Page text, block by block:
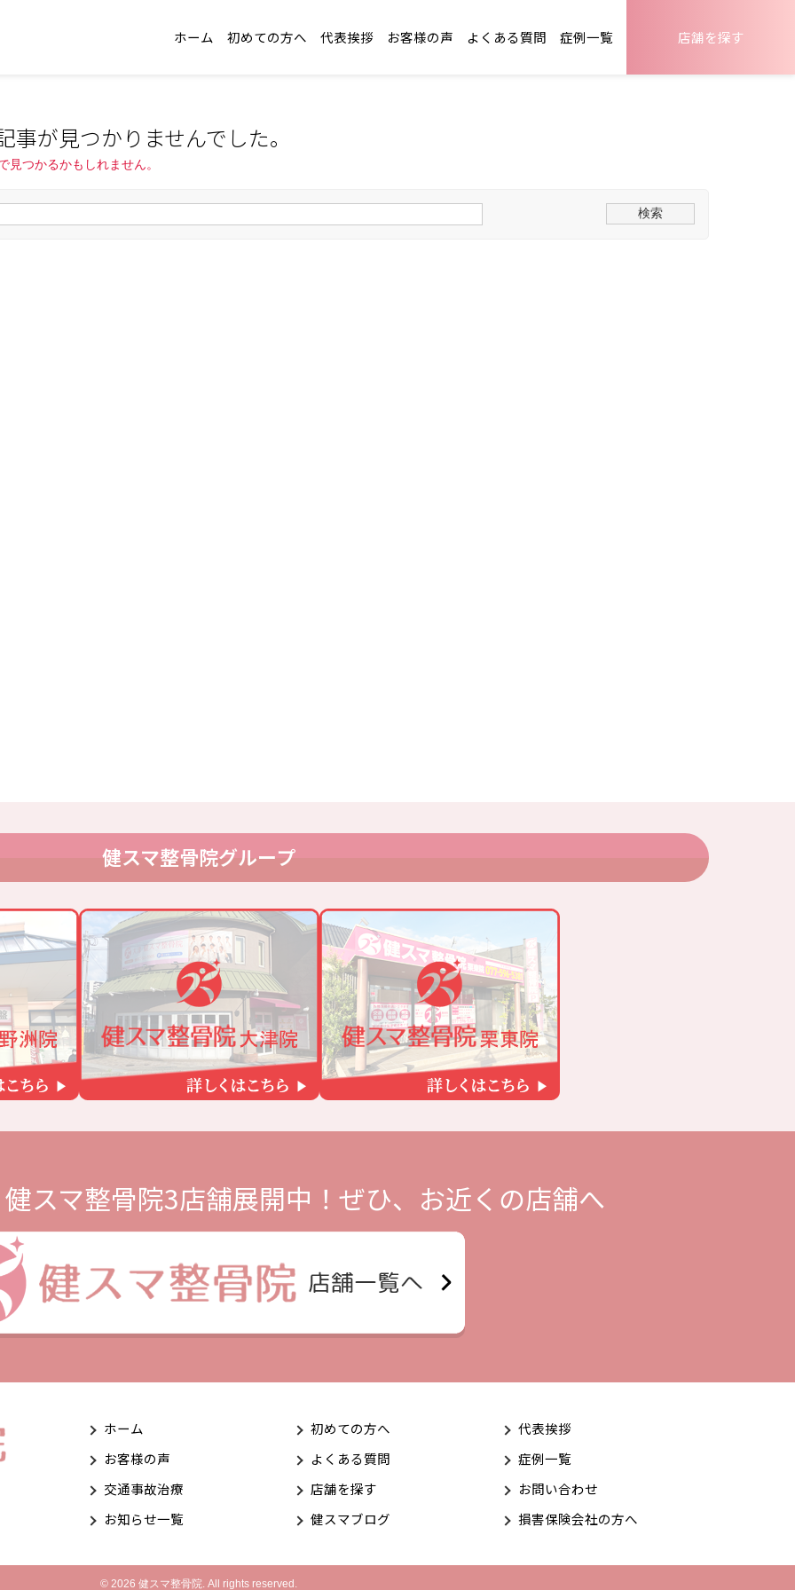
ホーム 初めての方へ 代表挨拶 お客様の声 よくある質問 症例一覧 店舗を探す
事が見つかりませんでした。
見つかるかもしれません。
健スマ整骨院グループ
健スマ整骨院3店舗展開中！ぜひ、お近くの店舗へ
ホーム 初めての方へ
代表挨拶
お客様の声
よくある質問
症例一覧
交通事故治療
店舗を探す
お問い合わせ
お知らせ一覧
健スマブログ 損害保険会社の方へ
© 2026 健スマ整骨院. All rights reserved.